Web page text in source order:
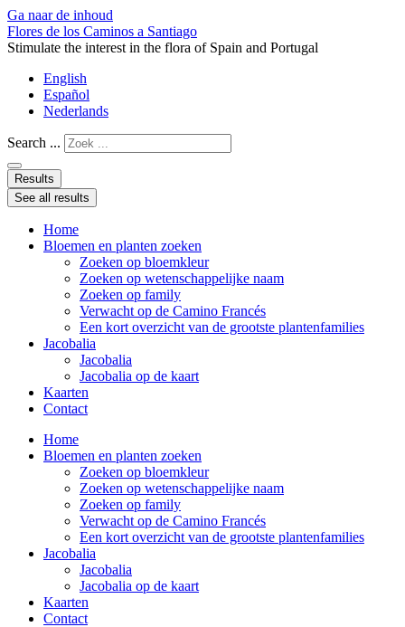
Ga naar de inhoud
Flores de los Caminos a Santiago
Stimulate the interest in the flora of Spain and Portugal
English
Español
Nederlands
Search ...
Results
See all results
Home
Bloemen en planten zoeken
Zoeken op bloemkleur
Zoeken op wetenschappelijke naam
Zoeken op family
Verwacht op de Camino Francés
Een kort overzicht van de grootste plantenfamilies
Jacobalia
Jacobalia
Jacobalia op de kaart
Kaarten
Contact
Home
Bloemen en planten zoeken
Zoeken op bloemkleur
Zoeken op wetenschappelijke naam
Zoeken op family
Verwacht op de Camino Francés
Een kort overzicht van de grootste plantenfamilies
Jacobalia
Jacobalia
Jacobalia op de kaart
Kaarten
Contact